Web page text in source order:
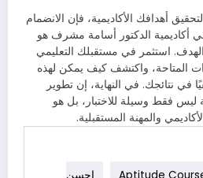
أهدافك الأكاديمية، فإن الانضمام
أكاديمية الدكتور أسامة مشرف هو
استثمر في مستقبلك التعليمي
المتاحة، واكتشف كيف يمكن لهذه
في نتائجك. في النهاية، إن تطوير
ليس فقط وسيلة للاختبار، بل هو
والمهنة المستقبلية.
Aptitude احسن